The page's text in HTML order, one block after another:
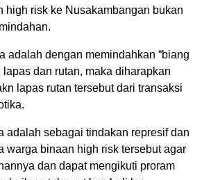
high risk ke Nusakambangan bukan
adalah dengan memindahkan “biang
lapas dan rutan, maka diharapkan
lapas rutan tersebut dari transaksi
adalah sebagai tindakan represif dan
warga binaan high risk tersebut agar
dan dapat mengikuti proram